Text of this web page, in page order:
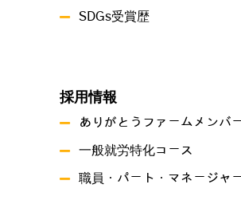
SDGs受賞歴
採用情報
ありがとうファームメンバ
一般就労特化コース
職員・パート・マネージャ